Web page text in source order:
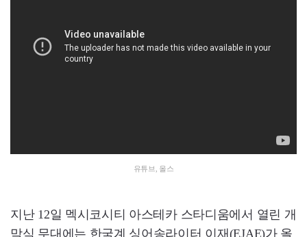
유튜브, 올스
지난 12일 멕시코시티 아스테카 스타디움에서 열린 개
막식 무대에는 한국계 싱어송라이터 이재(EJAE)가 올